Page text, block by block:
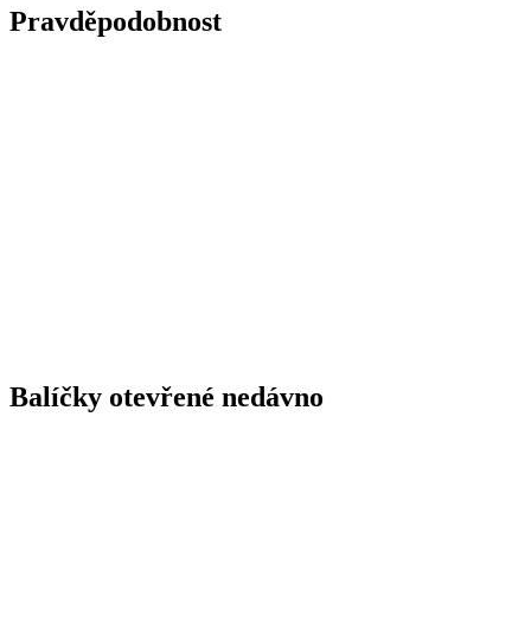
Pravděpodobnost
Balíčky otevřené nedávno